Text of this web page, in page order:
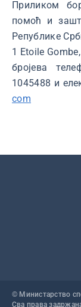
Приликом
помоћ и
Републике
1 Etoile
бројева
1045488 и
com
© Министарство
Сва права